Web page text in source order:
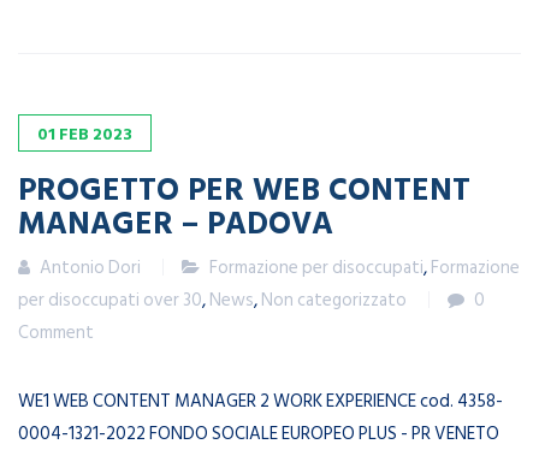
01FEB 2023
PROGETTO PER WEB CONTENT
MANAGER – PADOVA
Antonio Dori Formazione per disoccupati,Formazione
per disoccupati over 30,News,Non categorizzato
0
Comment
WE1 WEB CONTENT MANAGER 2 WORK EXPERIENCE cod. 4358-
0004-1321-2022 FONDO SOCIALE EUROPEO PLUS - PR VENETO